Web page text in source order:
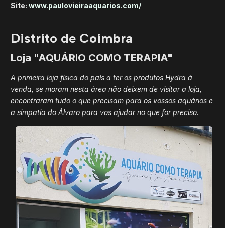
Site: www.paulovieiraaquarios.com/
Distrito de Coimbra
Loja "AQUÁRIO COMO TERAPIA"
A primeira loja física do país a ter os produtos Hydra à
venda, se moram nesta área não deixem de visitar a loja,
encontraram tudo o que precisam para os vossos aquários e
a simpatia do Álvaro para vos ajudar no que for preciso.